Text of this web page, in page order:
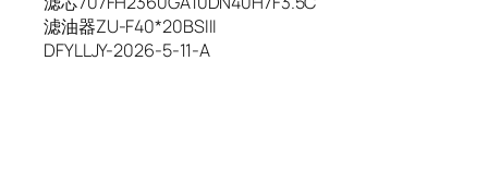
滤油器ZU-F40*20BSIII
DFYLLJY-2026-5-11-A